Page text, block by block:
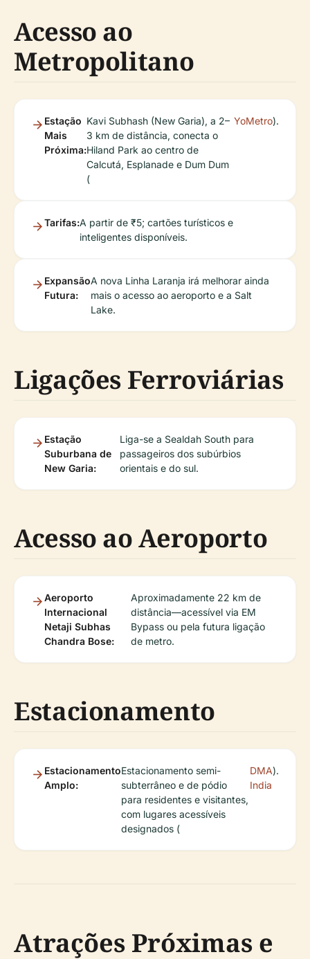
Acesso ao
Metropolitano
Estação
Mais
Próxima:
Kavi Subhash (New Garia), a 2–
3 km de distância, conecta o
Hiland Park ao centro de
Calcutá, Esplanade e Dum Dum
(
YoMetro).
Tarifas:A partir de ₹5; cartões turísticos e
inteligentes disponíveis.
Expansão
Futura:
A nova Linha Laranja irá melhorar ainda
mais o acesso ao aeroporto e a Salt
Lake.
Ligações Ferroviárias
Estação
Suburbana de
New Garia:
Liga-se a Sealdah South para
passageiros dos subúrbios
orientais e do sul.
Acesso ao Aeroporto
Aeroporto
Internacional
Netaji Subhas
Chandra Bose:
Aproximadamente 22 km de
distância—acessível via EM
Bypass ou pela futura ligação
de metro.
Estacionamento
Estacionamento
Amplo:
Estacionamento semi-
subterrâneo e de pódio
para residentes e visitantes,
com lugares acessíveis
designados (
DMA
India
).
Atrações Próximas e